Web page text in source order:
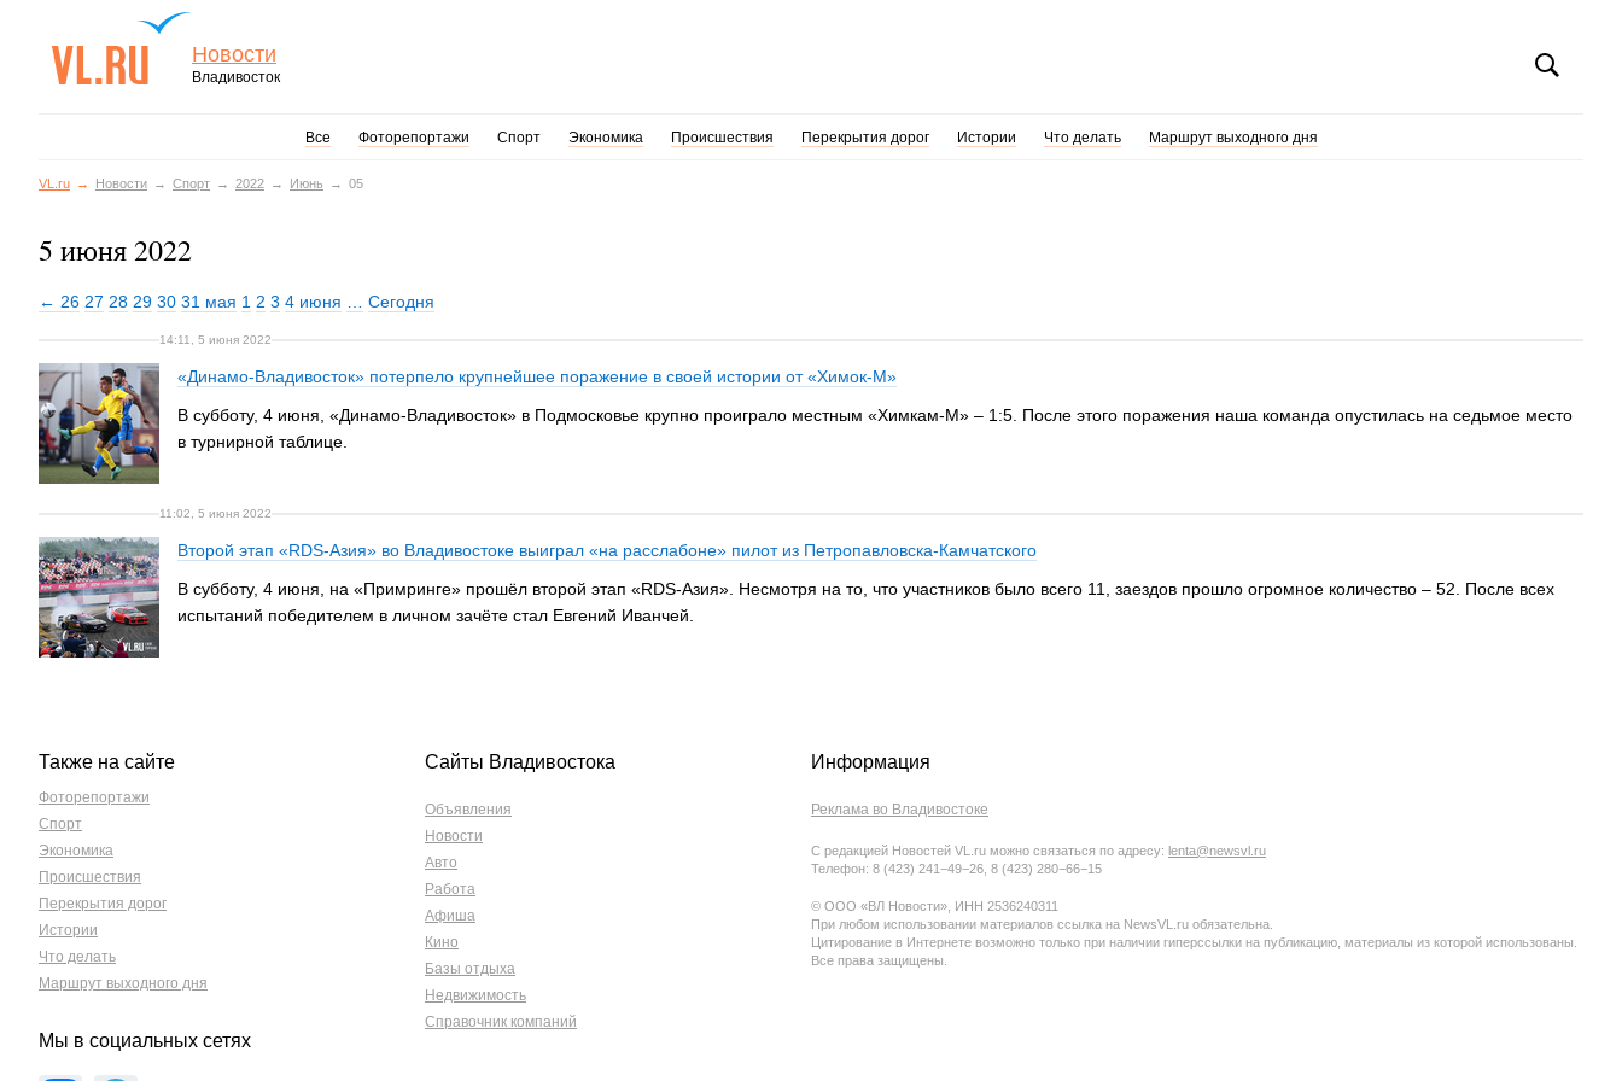
Новости
Владивосток
Все Фоторепортажи Спорт Экономика Происшествия Перекрытия дорог Истории Что делать Маршрут выходного дня
VL.ru Новости Спорт 2022 Июнь 05
5 июня 2022
← 26 27 28 29 30 31 мая 1 2 3 4 июня Сегодня
14:11, 5 июня 2022
«Динамо-Владивосток» потерпело крупнейшее поражение в своей истории от «Химок-М»
В субботу, 4 июня, «Динамо-Владивосток» в Подмосковье крупно проиграло местным «Химкам-М» – 1:5. После этого поражения наша команда опустилась на седьмое место
в турнирной таблице.
11:02, 5 июня 2022
Второй этап «RDS-Азия» во Владивостоке выиграл «на расслабоне» пилот из Петропавловска-Камчатского
В субботу, 4 июня, на «Примринге» прошёл второй этап «RDS-Азия». Несмотря на то, что участников было всего 11, заездов прошло огромное количество – 52. После всех
испытаний победителем в личном зачёте стал Евгений Иванчей.
Также на сайте
Фоторепортажи
Спорт
Экономика
Происшествия
Перекрытия дорог
Истории
Что делать
Маршрут выходного дня
Мы в социальных сетях
Сайты Владивостока
Объявления
Новости
Авто
Работа
Афиша
Кино
Базы отдыха
Недвижимость
Справочник компаний
Информация
Реклама во Владивостоке
С редакцией Новостей VL.ru можно связаться по адресу: lenta@newsvl.ru
Телефон: 8 (423) 241−49−26, 8 (423) 280−66−15
© ООО «ВЛ Новости», ИНН 2536240311
При любом использовании материалов ссылка на NewsVL.ru обязательна.
Цитирование в Интернете возможно только при наличии гиперссылки на публикацию, материалы из которой использованы.
Все права защищены.